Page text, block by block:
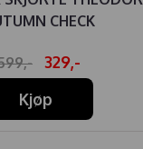
CHECK
329,-
Kjøp